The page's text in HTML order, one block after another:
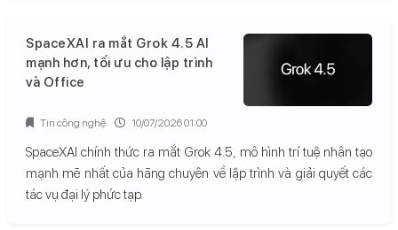
SpaceXAI ra mắt Grok 4.5 AI
mạnh hơn, tối ưu cho lập trình
và Office
SpaceXAI chính thức ra mắt Grok 4.5, mô hình trí tuệ nhân tạo
mạnh mẽ nhất của hãng chuyên về lập trình và giải quyết các
tác vụ đại lý phức tạp.
Tin công nghệ 10/07/2026 01:00